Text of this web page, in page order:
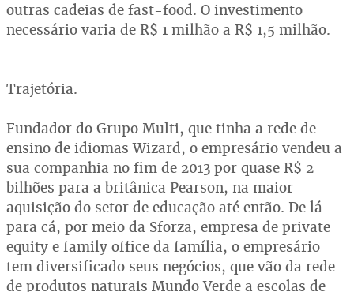
outras cadeias de fast-food. O investimento
necessário varia de R$ 1 milhão a R$ 1,5 milhão.
Trajetória.
Fundador do Grupo Multi, que tinha a rede de
ensino de idiomas Wizard, o empresário vendeu a
sua companhia no fim de 2013 por quase R$ 2
bilhões para a britânica Pearson, na maior
aquisição do setor de educação até então. De lá
para cá, por meio da Sforza, empresa de private
equity e family office da família, o empresário
tem diversificado seus negócios, que vão da rede
de produtos naturais Mundo Verde a escolas de